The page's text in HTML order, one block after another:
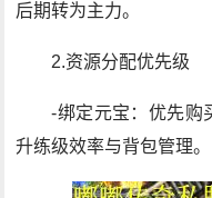
后期转为主力。
2.资源分配优先级
-绑定元宝：优先购
升练级效率与背包管理。